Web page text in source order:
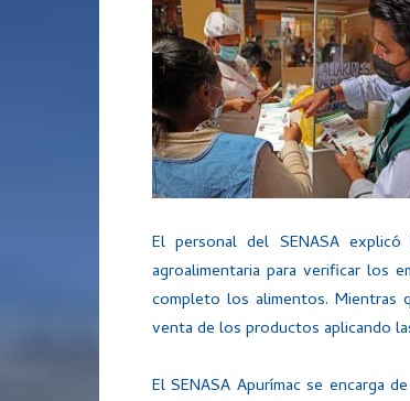
El personal del SENASA
agroalimentaria para verificar los
completo los alimentos. Mientras
venta de los productos aplicando
​​El SENASA Apurímac se encarga